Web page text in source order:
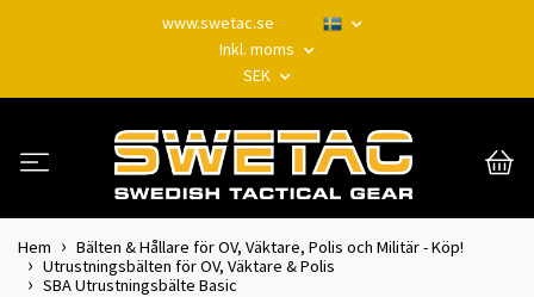
www.swetac.se
Inkl. moms
SEK
Hem
Bälten & Hållare för OV, Väktare, Polis och Militär - Köp!
Utrustningsbälten för OV, Väktare & Polis
SBA Utrustningsbälte Basic